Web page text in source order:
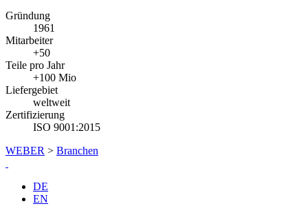
Gründung
1961
Mitarbeiter
+50
Teile pro Jahr
+100 Mio
Liefergebiet
weltweit
Zertifizierung
ISO 9001:2015
WEBER > Branchen
DE
EN